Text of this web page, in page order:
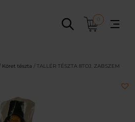
0
Köret tészta / TALLÉR TÉSZTA 8TOJ. ZABSZEM